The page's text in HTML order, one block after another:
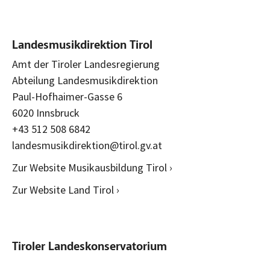
Landesmusikdirektion Tirol
Amt der Tiroler Landesregierung
Abteilung Landesmusikdirektion
Paul-Hofhaimer-Gasse 6
6020 Innsbruck
+43 512 508 6842
landesmusikdirektion@tirol.gv.at
Zur Website Musikausbildung Tirol ›
Zur Website Land Tirol ›
Tiroler Landeskonservatorium